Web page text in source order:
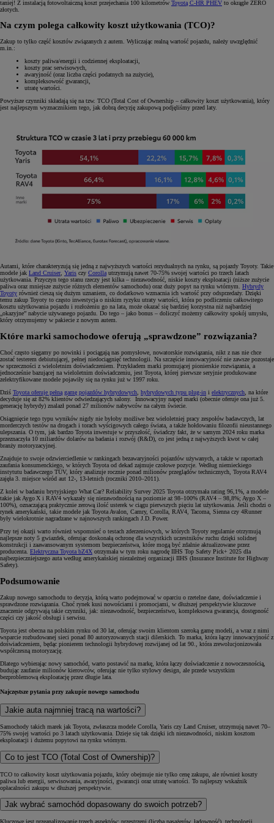
taniej! Z instalacją fotowoltaiczną koszt przejechania 100 kilometrów Toyotą C-HR PHEV to okrągłe ZERO
złotych.
Na czym polega całkowity koszt użytkowania (TCO)?
Zakup to tylko część kosztów związanych z autem. Wyliczając realną wartość pojazdu, należy uwzględnić
m.in.:
koszty paliwa/energii i codziennej eksploatacji,
koszty prac serwisowych,
awaryjność (oraz liczba części podatnych na zużycie),
kompleksowość gwarancji,
utratę wartości.
Powyższe czynniki składają się na tzw. TCO (Total Cost of Ownership – całkowity koszt użytkowania), który
jest najlepszym wyznacznikiem tego, jak dobrą decyzję zakupową podjęliśmy przed laty.
Autami, które charakteryzują się jedną z najwyższych wartości rezydualnych na rynku, są pojazdy Toyoty. Takie
modele jak Land Cruiser, Yaris czy Corolla utrzymują nawet 70-75% swojej wartości po trzech latach
użytkowania. Przyczyn tego stanu rzeczy jest kilka – niezawodność, niskie koszty eksploatacji (niższe zużycie
paliwa oraz mniejsze zużycie różnych elementów samochodu) oraz duży popyt na rynku wtórnym. Hybrydy
Toyoty również cieszą się dużym uznaniem, co dodatkowo wzmacnia ich wartość przy odsprzedaży. Dzięki
temu zakup Toyoty to często inwestycja o niskim ryzyku utraty wartości, która po podliczeniu całkowitego
kosztu użytkowania pojazdu i rozłożeniu go na lata, może okazać się bardziej korzystna niż najbardziej
„okazyjne” nabycie używanego pojazdu. Do tego – jako bonus – doliczyć możemy całkowity spokój umysłu,
który otrzymujemy w pakiecie z nowym autem.
Które marki samochodowe oferują „sprawdzone” rozwiązania?
Choć często sięgamy po nowinki i pociągają nas pomysłowe, nowatorskie rozwiązania, nikt z nas nie chce
zostać testerem debiutującej, pełnej niedociągnięć technologii. Na szczęście innowacyjność nie zawsze pozostaje
w sprzeczności z wieloletnim doświadczeniem. Przykładem marki promującej pionierskie rozwiązania, a
jednocześnie bazującej na wieloletnim doświadczeniu, jest Toyota, której pierwsze seryjnie produkowane
zelektryfikowane modele pojawiły się na rynku już w 1997 roku.
Dziś Toyota oferuje pełną gamę pojazdów hybrydowych hybrydowych typu plug-in i elektrycznych , na które
decyduje się aż 82% klientów odwiedzających salony. Innowacyjny napęd marki (obecnie oferuje ona już 5.
generację hybrydy) znalazł ponad 27 milionów nabywców na całym świecie.
Osiągnięcie tego typu wyników nigdy nie byłoby możliwe bez wieloletniej pracy zespołów badawczych, lat
morderczych testów na drogach i torach wyścigowych całego świata, a także hołdowaniu filozofii nieustannego
ulepszania. O tym, jak bardzo Toyota inwestuje w przyszłość, świadczy fakt, że w samym 2024 roku marka
przeznaczyła 10 miliardów dolarów na badania i rozwój (R&D), co jest jedną z najwyższych kwot w całej
branży motoryzacyjnej.
Znajduje to swoje odzwierciedlenie w rankingach bezawaryjności pojazdów używanych, a także w raportach
zaufania konsumenckiego, w których Toyota od dekad zajmuje czołowe pozycje. Według niemieckiego
instytutu badawczego TÜV, który analizuje rocznie ponad milionów przeglądów technicznych, Toyota RAV4
zajęła 3. miejsce wśród aut 12-, 13-letnich (roczniki 2010–2011).
Z kolei w badaniu brytyjskiego What Car? Reliability Survey 2025 Toyota otrzymała rating 96,1%, a modele
takie jak Aygo X i RAV4 wykazały się niezawodnością na poziomie aż 98–100% (RAV4 – 98,8%; Aygo X –
100%), oznaczającą praktycznie zerową ilość usterek w ciągu pierwszych pięciu lat użytkowania. Jeśli chodzi o
rynek amerykański, takie modele jak Toyota Avalon, Camry, Corolla, RAV4, Tacoma, Sienna czy 4Runner
były wielokrotnie nagradzane w najnowszych rankingach J.D. Power.
Przy tej okazji warto również wspomnieć o testach zderzeniowych, w których Toyoty regularnie otrzymują
najlepsze noty 5 gwiazdek, oferując doskonałą ochronę dla wszystkich uczestników ruchu dzięki solidnej
konstrukcji i zaawansowanym systemom bezpieczeństwa, które mogą być zdalnie aktualizowane przez
producenta. Elektryczna Toyota bZ4X otrzymała w tym roku nagrodę IIHS Top Safety Pick+ 2025 dla
najbezpieczniejszego auta według amerykańskiej niezależnej organizacji IIHS (Insurance Institute for Highway
Safety).
Podsumowanie
Zakup nowego samochodu to decyzja, którą warto podejmować w oparciu o rzetelne dane, doświadczenie i
sprawdzone rozwiązania. Choć rynek kusi nowościami i promocjami, w dłuższej perspektywie kluczowe
znaczenie odgrywają takie czynniki, jak: niezawodność, bezpieczeństwo, kompleksowa gwarancja, dostępność
części czy jakość obsługi i serwisu.
Toyota jest obecna na polskim rynku od 30 lat, oferując swoim klientom szeroką gamę modeli, a wraz z nimi
wsparcie rozbudowanej sieci ponad 80 autoryzowanych stacji dilerskich. To marka, która łączy innowacyjność z
doświadczeniem, będąc pionierem technologii hybrydowej rozwijanej od lat 90., która zrewolucjonizowała
współczesną motoryzację.
Dlatego wybierając nowy samochód, warto postawić na markę, która łączy doświadczenie z nowoczesnością,
budując zaufanie milionów kierowców, oferując nie tylko stylowy design, ale przede wszystkim
bezproblemową eksploatację przez długie lata.
Najczęstsze pytania przy zakupie nowego samochodu
Jakie auta najmniej tracą na wartości?
Samochody takich marek jak Toyota, zwłaszcza modele Corolla, Yaris czy Land Cruiser, utrzymują nawet 70–
75% swojej wartości po 3 latach użytkowania. Dzieje się tak dzięki ich niezawodności, niskim kosztom
eksploatacji i dużemu popytowi na rynku wtórnym.
Co to jest TCO (Total Cost of Ownership)?
TCO to całkowity koszt użytkowania pojazdu, który obejmuje nie tylko cenę zakupu, ale również koszty
paliwa lub energii, serwisowania, awaryjności, gwarancji oraz utratę wartości. To najlepszy wskaźnik
opłacalności zakupu w dłuższej perspektywie.
Jak wybrać samochód dopasowany do swoich potrzeb?
Kluczowe jest przeanalizowanie trzech aspektów: przestrzeni (liczba pasażerów, ładowność), technologii